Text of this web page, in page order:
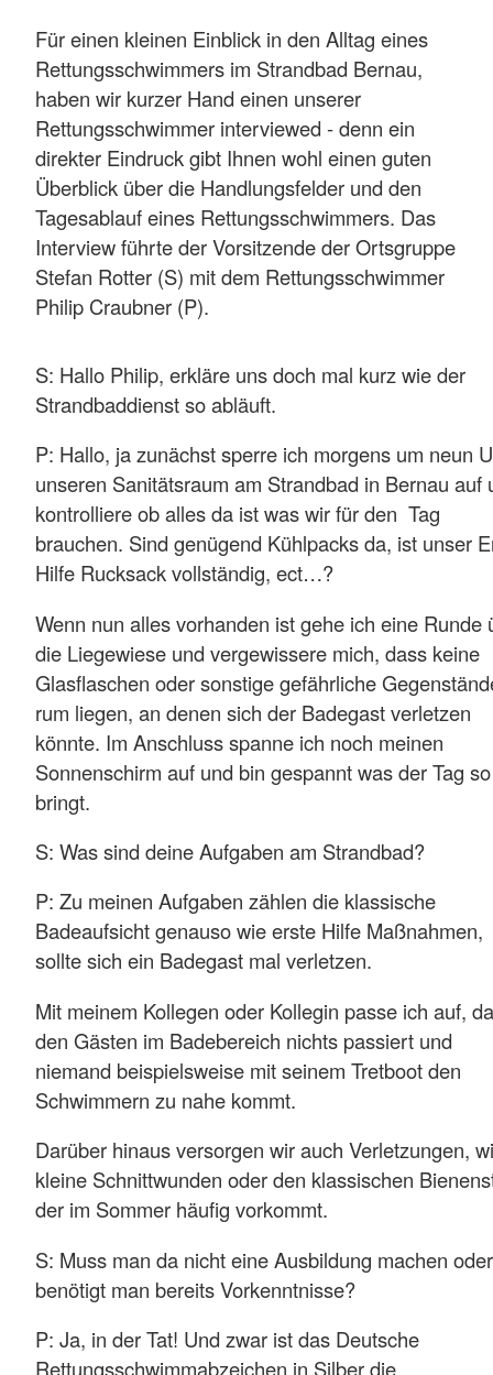
Für einen kleinen Einblick in den Alltag eines
Rettungsschwimmers im Strandbad Bernau,
haben wir kurzer Hand einen unserer
Rettungsschwimmer interviewed - denn ein
direkter Eindruck gibt Ihnen wohl einen guten
Überblick über die Handlungsfelder und den
Tagesablauf eines Rettungsschwimmers. Das
Interview führte der Vorsitzende der Ortsgruppe
Stefan Rotter (S) mit dem Rettungsschwimmer
Philip Craubner (P).
S: Hallo Philip, erkläre uns doch mal kurz wie der
Strandbaddienst so abläuft.
P: Hallo, ja zunächst sperre ich morgens um neun
unseren Sanitätsraum am Strandbad in Bernau auf
kontrolliere ob alles da ist was wir für den Tag
brauchen. Sind genügend Kühlpacks da, ist unser
Hilfe Rucksack vollständig, ect…?
Wenn nun alles vorhanden ist gehe ich eine Runde
die Liegewiese und vergewissere mich, dass keine
Glasflaschen oder sonstige gefährliche
rum liegen, an denen sich der Badegast verletzen
könnte. Im Anschluss spanne ich noch meinen
Sonnenschirm auf und bin gespannt was der Tag so
bringt.
S: Was sind deine Aufgaben am Strandbad?
P: Zu meinen Aufgaben zählen die klassische
Badeaufsicht genauso wie erste Hilfe Maßnahmen,
sollte sich ein Badegast mal verletzen.
Mit meinem Kollegen oder Kollegin passe ich auf,
den Gästen im Badebereich nichts passiert und
niemand beispielsweise mit seinem Tretboot den
Schwimmern zu nahe kommt.
Darüber hinaus versorgen wir auch Verletzungen,
kleine Schnittwunden oder den klassischen
der im Sommer häufig vorkommt.
S: Muss man da nicht eine Ausbildung machen oder
benötigt man bereits Vorkenntnisse?
P: Ja, in der Tat! Und zwar ist das Deutsche
Rettungsschwimmabzeichen in Silber die